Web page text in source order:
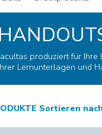
produziert für Ihre
Lernunterlagen und
Sortieren nach